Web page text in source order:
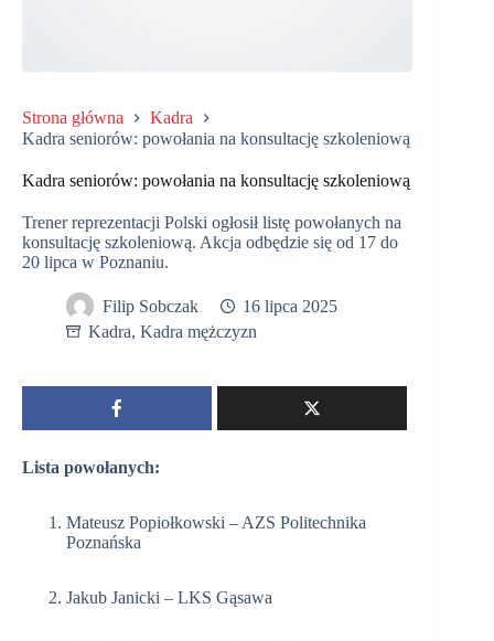
Strona główna
Kadra
Kadra seniorów: powołania na konsultację szkoleniową
Kadra seniorów: powołania na konsultację szkoleniową
Trener reprezentacji Polski ogłosił listę powołanych na
konsultację szkoleniową. Akcja odbędzie się od 17 do
20 lipca w Poznaniu.
Filip Sobczak
16 lipca 2025
Kadra, Kadra mężczyzn
Lista powołanych:
Mateusz Popiołkowski – AZS Politechnika
Poznańska
Jakub Janicki – LKS Gąsawa